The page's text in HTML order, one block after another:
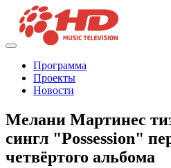
Программа
Проекты
Новости
Мелани Мартинес
сингл "Possession"
четвёртого альбома